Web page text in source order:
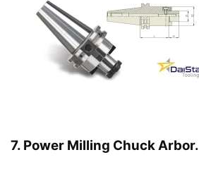
7. Power Milling Chuck Arbor.